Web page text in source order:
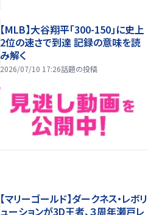
【MLB】大谷翔平「300-150」に史上
2位の速さで到達 記録の意味を読
み解く
2026/07/10 17:26話題の投稿
【マリーゴールド】ダークネス・レボリ
ューションが3D王者、３周年瀬戸レ